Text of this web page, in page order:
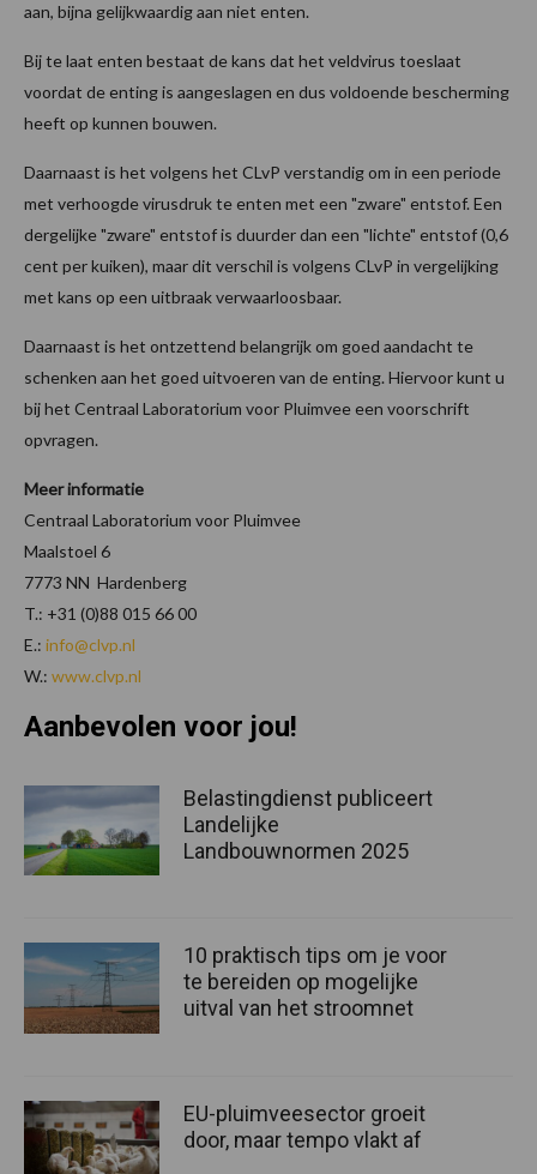
aan, bijna gelijkwaardig aan niet enten.
Bij te laat enten bestaat de kans dat het veldvirus toeslaat
voordat de enting is aangeslagen en dus voldoende bescherming
heeft op kunnen bouwen.
Daarnaast is het volgens het CLvP verstandig om in een periode
met verhoogde virusdruk te enten met een "zware" entstof. Een
dergelijke "zware" entstof is duurder dan een "lichte" entstof (0,6
cent per kuiken), maar dit verschil is volgens CLvP in vergelijking
met kans op een uitbraak verwaarloosbaar.
Daarnaast is het ontzettend belangrijk om goed aandacht te
schenken aan het goed uitvoeren van de enting. Hiervoor kunt u
bij het Centraal Laboratorium voor Pluimvee een voorschrift
opvragen.
Meer informatie
Centraal Laboratorium voor Pluimvee
Maalstoel 6
7773 NN Hardenberg
T.: +31 (0)88 015 66 00
E.: info@clvp.nl
W.: www.clvp.nl
Aanbevolen voor jou!
Belastingdienst publiceert
Landelijke
Landbouwnormen 2025
10 praktisch tips om je voor
te bereiden op mogelijke
uitval van het stroomnet
EU-pluimveesector groeit
door, maar tempo vlakt af